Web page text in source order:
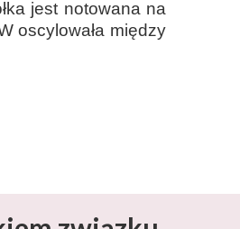
jest notowana na
oscylowała między